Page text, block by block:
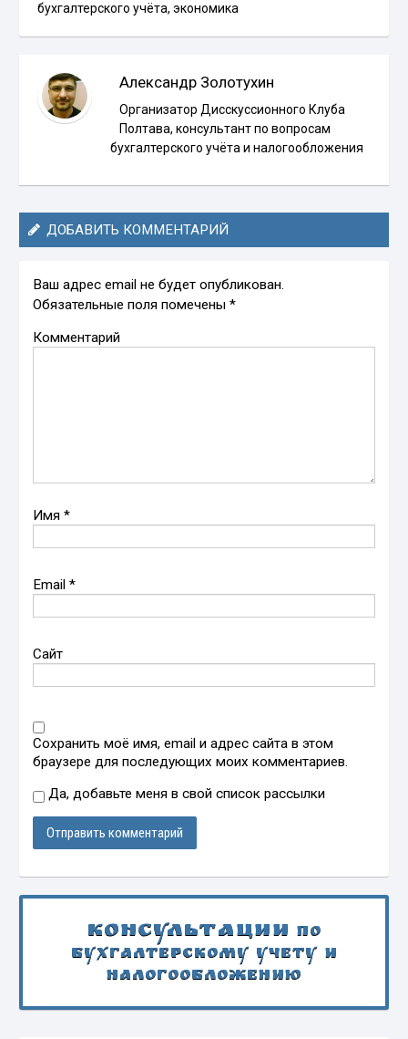
бухгалтерского учёта,экономика
Александр Золотухин
Организатор Дисскуссионного Клуба
Полтава, консультант по вопросам
бухгалтерского учёта и налогообложения
ДОБАВИТЬ КОММЕНТАРИЙ
Ваш адрес email не будет опубликован.
Обязательные поля помечены*
Комментарий
Имя*
Email*
Сайт
Сохранить моё имя, email и адрес сайта в этом
браузере для последующих моих комментариев.
Да, добавьте меня в свой список рассылки
Консультации по
бухгалтерскому учету и
налогообложению